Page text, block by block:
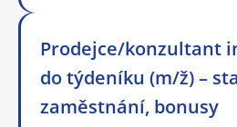
Prodejce/konzultant
do týdeníku (m/ž) –
zaměstnání, bonusy